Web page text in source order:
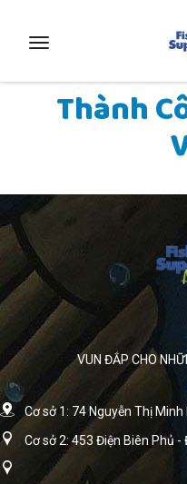
Toggle
Thành
VUN ĐẮP CHO
Cơ sở 1: 74 Nguyễn Thị Minh
Cơ sở 2: 453 Điện Biên Phủ -